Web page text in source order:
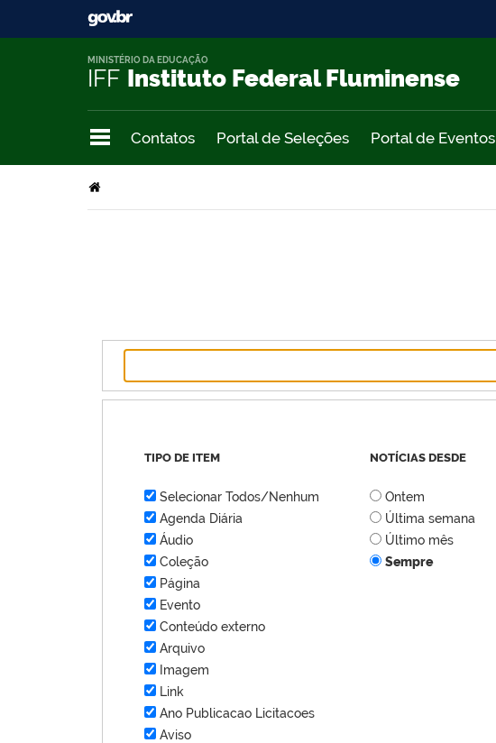
IFF Instituto Federal Fluminense
MINISTÉRIO DA EDUCAÇÃO
Contatos Portal de Seleções Portal de Eventos
TIPO DE ITEM
Selecionar Todos/Nenhum
Agenda Diária
Áudio
Coleção
Página
Evento
Conteúdo externo
Arquivo
Imagem
Link
Ano Publicacao Licitacoes
Aviso
NOTÍCIAS DESDE
Ontem
Última semana
Último mês
Sempre